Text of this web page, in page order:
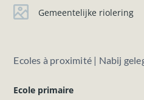
Gemeentelijke riolering
Ecoles à proximité | Nabij
Ecole primaire